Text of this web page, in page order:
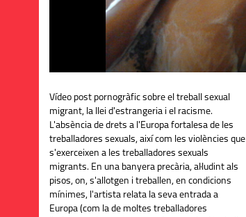
Vídeo post pornogràfic sobre el treball sexual
migrant, la llei d'estrangeria i el racisme.
L'absència de drets a l'Europa fortalesa de les
treballadores sexuals, així com les violències que
s'exerceixen a les treballadores sexuals
migrants. En una banyera precària, al·ludint als
pisos, on, s'allotgen i treballen, en condicions
mínimes, l'artista relata la seva entrada a
Europa (com la de moltes treballadores